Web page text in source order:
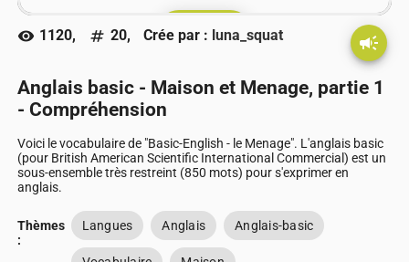
play_arrow Go !!
visibility 1120, numbers 20, Crée par : luna_squat campaign
Anglais basic - Maison et Menage, partie 1
- Compréhension
Voici le vocabulaire de "Basic-English - le Menage". L'anglais basic
(pour British American Scientific International Commercial) est un
sous-ensemble très restreint (850 mots) pour s'exprimer en
anglais.
Thèmes
:
Langues Anglais Anglais-basic